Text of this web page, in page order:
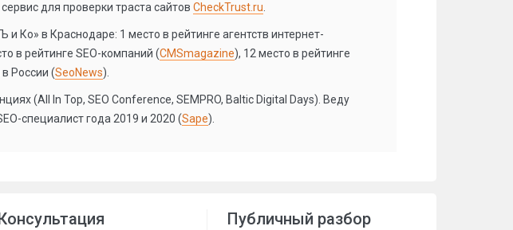
для проверки траста сайтов CheckTrust.ru
Ко» в Краснодаре: 1 место в рейтинге агентств интернет-
в рейтинге SEO-компаний (CMSmagazine), 12 место в рейтинге
России (SeoNews).
(All In Top, SEO Conference, SEMPRO, Baltic Digital Days). Веду
специалист года 2019 и 2020 (Sape).
Публичный разбор